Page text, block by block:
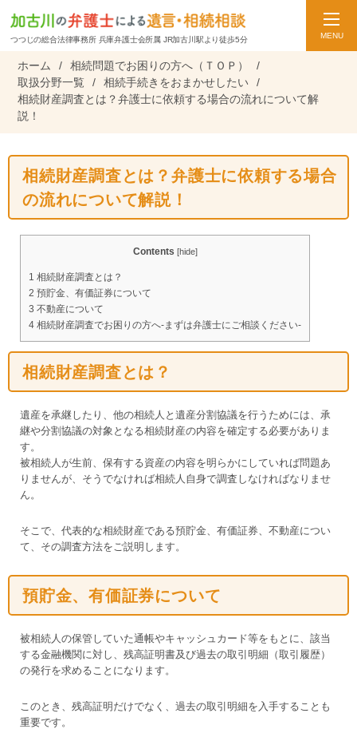
つつじの総合法律事務所 兵庫弁護士会所属 JR加古川駅より徒歩5分 MENU
ホーム / 相続問題でお困りの方へ（ＴＯＰ）
/
取扱分野一覧
/ 相続手続きをおまかせしたい
/
相続財産調査とは？弁護士に依頼する場合の流れについて解
説！
相続財産調査とは？弁護士に依頼する場合
の流れについて解説！
Contents [hide]
1 相続財産調査とは？
2 預貯金、有価証券について
3 不動産について
4 相続財産調査でお困りの方へ-まずは弁護士にご相談ください-
相続財産調査とは？
遺産を承継したり、他の相続人と遺産分割協議を行うためには、承
継や分割協議の対象となる相続財産の内容を確定する必要がありま
す。
被相続人が生前、保有する資産の内容を明らかにしていれば問題あ
りませんが、そうでなければ相続人自身で調査しなければなりませ
ん。
そこで、代表的な相続財産である預貯金、有価証券、不動産につい
て、その調査方法をご説明します。
預貯金、有価証券について
被相続人の保管していた通帳やキャッシュカード等をもとに、該当
する金融機関に対し、残高証明書及び過去の取引明細（取引履歴）
の発行を求めることになります。
このとき、残高証明だけでなく、過去の取引明細を入手することも
重要です。